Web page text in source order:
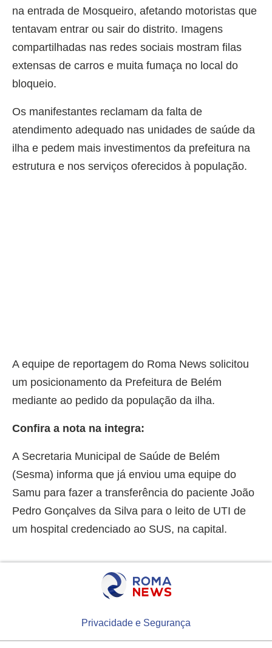
na entrada de Mosqueiro, afetando motoristas que
tentavam entrar ou sair do distrito. Imagens
compartilhadas nas redes sociais mostram filas
extensas de carros e muita fumaça no local do
bloqueio.
Os manifestantes reclamam da falta de
atendimento adequado nas unidades de saúde da
ilha e pedem mais investimentos da prefeitura na
estrutura e nos serviços oferecidos à população.
A equipe de reportagem do Roma News solicitou
um posicionamento da Prefeitura de Belém
mediante ao pedido da população da ilha.
Confira a nota na integra:
A Secretaria Municipal de Saúde de Belém
(Sesma) informa que já enviou uma equipe do
Samu para fazer a transferência do paciente João
Pedro Gonçalves da Silva para o leito de UTI de
um hospital credenciado ao SUS, na capital.
Privacidade e Segurança